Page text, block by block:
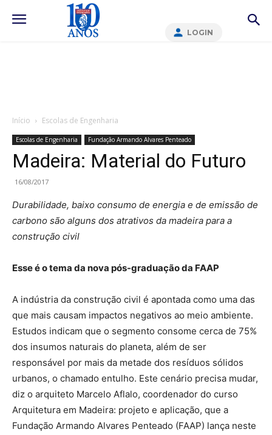
LOGIN
Início Escolas de Engenharia
Escolas de Engenharia Fundação Armando Alvares Penteado
Madeira: Material do Futuro
16/08/2017
Durabilidade, baixo consumo de energia e de emissão de
carbono são alguns dos atrativos da madeira para a
construção civil
Esse é o tema da nova pós-graduação da FAAP
A indústria da construção civil é apontada como uma das
que mais causam impactos negativos ao meio ambiente.
Estudos indicam que o segmento consome cerca de 75%
dos insumos naturais do planeta, além de ser
responsável por mais da metade dos resíduos sólidos
urbanos, o chamado entulho. Este cenário precisa mudar,
diz o arquiteto Marcelo Aflalo, coordenador do curso
Arquitetura em Madeira: projeto e aplicação, que a
Fundação Armando Alvares Penteado (FAAP) lança neste